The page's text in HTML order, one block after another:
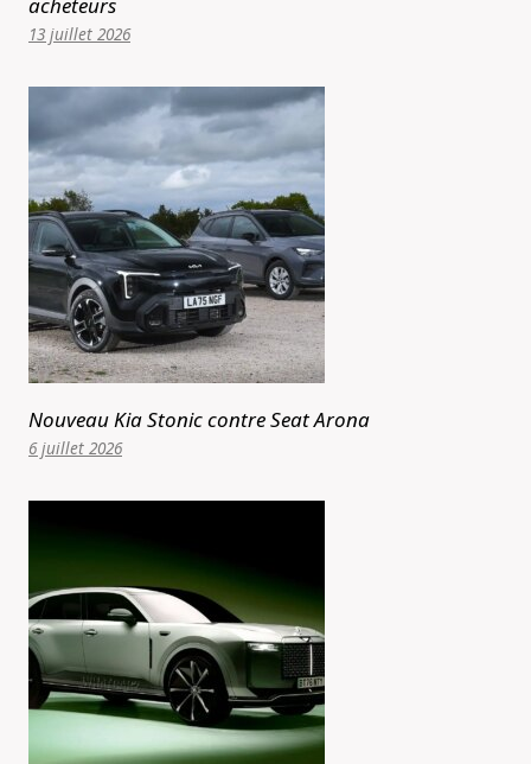
13 juillet 2026
Nouveau Kia Stonic contre Seat Arona
6 juillet 2026